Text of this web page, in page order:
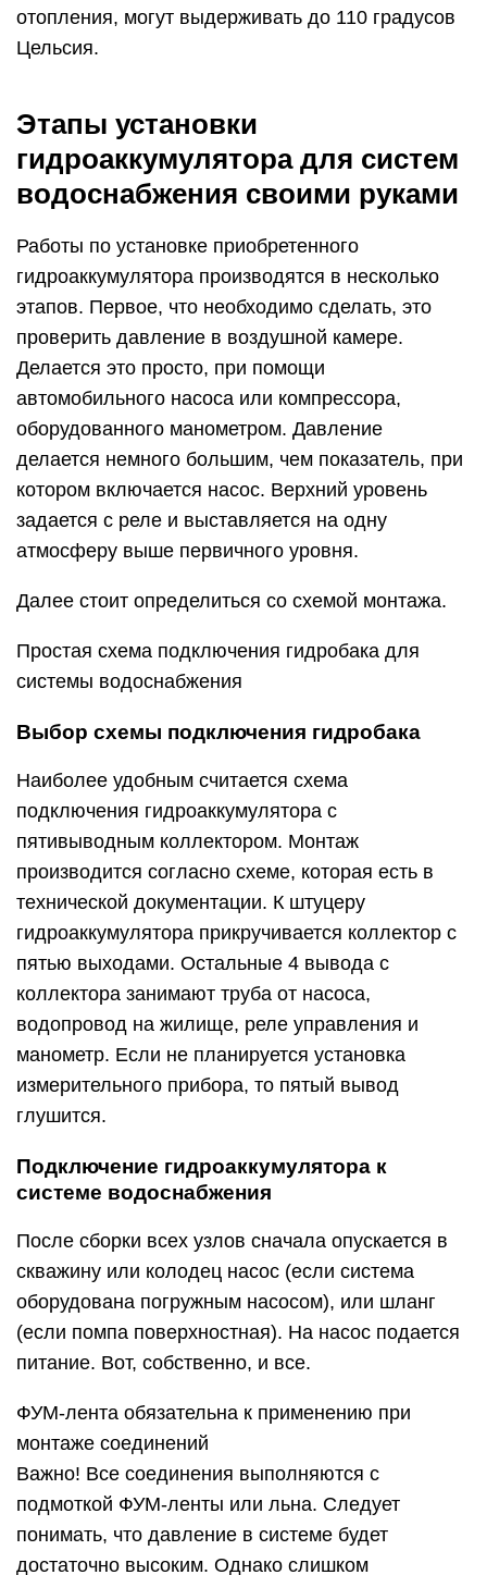
отопления, могут выдерживать до 110 градусов
Цельсия.
Этапы установки
гидроаккумулятора для систем
водоснабжения своими руками
Работы по установке приобретенного
гидроаккумулятора производятся в несколько
этапов. Первое, что необходимо сделать, это
проверить давление в воздушной камере.
Делается это просто, при помощи
автомобильного насоса или компрессора,
оборудованного манометром. Давление
делается немного большим, чем показатель, при
котором включается насос. Верхний уровень
задается с реле и выставляется на одну
атмосферу выше первичного уровня.
Далее стоит определиться со схемой монтажа.
Простая схема подключения гидробака для
системы водоснабжения
Выбор схемы подключения гидробака
Наиболее удобным считается схема
подключения гидроаккумулятора с
пятивыводным коллектором. Монтаж
производится согласно схеме, которая есть в
технической документации. К штуцеру
гидроаккумулятора прикручивается коллектор с
пятью выходами. Остальные 4 вывода с
коллектора занимают труба от насоса,
водопровод на жилище, реле управления и
манометр. Если не планируется установка
измерительного прибора, то пятый вывод
глушится.
Подключение гидроаккумулятора к
системе водоснабжения
После сборки всех узлов сначала опускается в
скважину или колодец насос (если система
оборудована погружным насосом), или шланг
(если помпа поверхностная). На насос подается
питание. Вот, собственно, и все.
ФУМ-лента обязательна к применению при
монтаже соединений
Важно! Все соединения выполняются с
подмоткой ФУМ-ленты или льна. Следует
понимать, что давление в системе будет
достаточно высоким. Однако слишком